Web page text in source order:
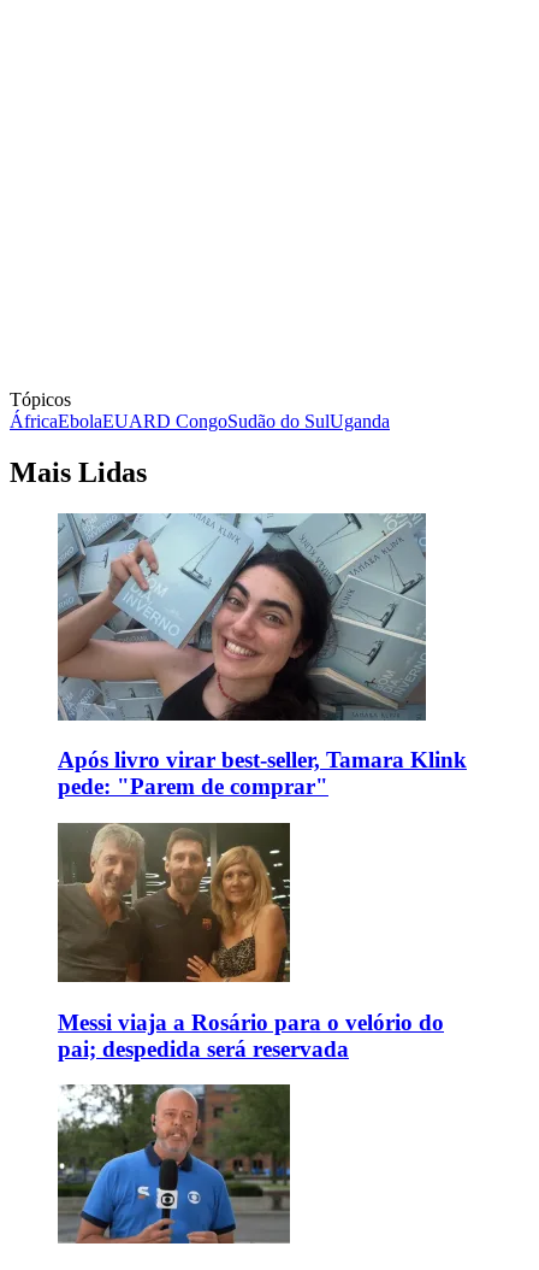
Tópicos
ÁfricaEbolaEUARD CongoSudão do SulUganda
Mais Lidas
Após livro virar best-seller, Tamara Klink
pede: "Parem de comprar"
Messi viaja a Rosário para o velório do
pai; despedida será reservada